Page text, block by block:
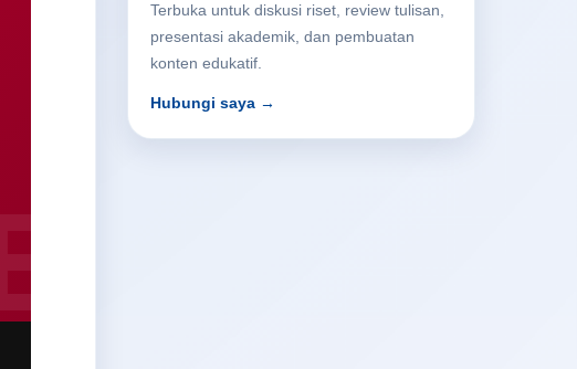
Terbuka untuk diskusi riset, review tulisan,
presentasi akademik, dan pembuatan
konten edukatif.
Hubungi saya →